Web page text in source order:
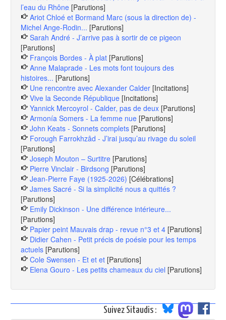
l’eau du Rhône [Parutions]
Ariot Chloé et Bormand Marc (sous la direction de) -
Michel Ange-Rodin... [Parutions]
Sarah André - J’arrive pas à sortir de ce pigeon
[Parutions]
François Bordes - À plat [Parutions]
Anne Malaprade - Les mots font toujours des
histoires... [Parutions]
Une rencontre avec Alexander Calder [Incitations]
Vive la Seconde République [Incitations]
Yannick Mercoyrol - Calder, pas de deux [Parutions]
Armonía Somers - La femme nue [Parutions]
John Keats - Sonnets complets [Parutions]
Forough Farrokhzâd - J’irai jusqu’au rivage du soleil
[Parutions]
Joseph Mouton – Surtitre [Parutions]
Pierre Vinclair - Birdsong [Parutions]
Jean-Pierre Faye (1925-2026) [Célébrations]
James Sacré - Si la simplicité nous a quittés ?
[Parutions]
Emily Dickinson - Une différence intérieure...
[Parutions]
Papier peint Mauvais drap - revue n°3 et 4 [Parutions]
Didier Cahen - Petit précis de poésie pour les temps
actuels [Parutions]
Cole Swensen - Et et et [Parutions]
Elena Gouro - Les petits chameaux du ciel [Parutions]
Suivez Sitaudis :